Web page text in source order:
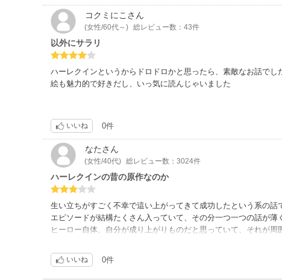
コクミにこ さん
(女性/60代～) 総レビュー数：43件
以外にサラリ
ハーレクインというからドロドロかと思ったら、素敵なお話でし
絵も魅力的で好きだし、いっ気に読んじゃいました
いいね 0件
なた さん
(女性/40代) 総レビュー数：3024件
ハーレクインの昔の原作なのか
生い立ちがすごく不幸で這い上がってきて成功したという系の話
エピソードが結構たくさん入っていて、その分一つ一つの話が薄
ヒーロー自体、自分が成り上がりものだと思っていて、それが
いいね 0件